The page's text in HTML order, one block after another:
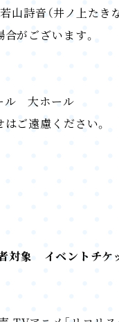
山詩音（井ノ上たき
がございます。
ル 大ホール
ご遠慮ください。
象 イベントチケ